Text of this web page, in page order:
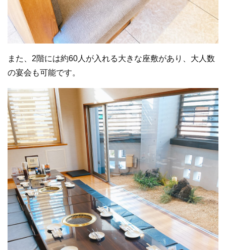
また、2階には約60人が入れる大きな座敷があり、大人数
の宴会も可能です。